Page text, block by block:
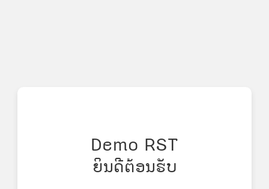
Demo RST
ຍິນດີຕ້ອນຮັບ